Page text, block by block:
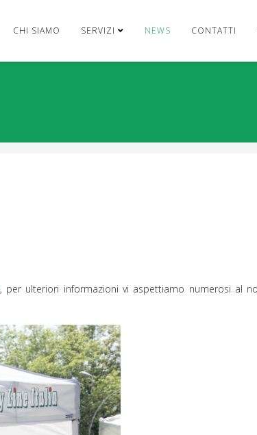
CHI SIAMO SERVIZI NEWS CONTATTI
, per ulteriori informazioni vi aspettiamo numerosi al